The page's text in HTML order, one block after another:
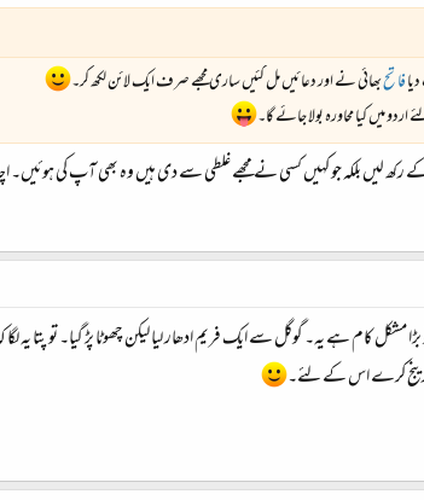
فاتحبھائی نے اور دعائیں مل گئیں ساری مجھے صرف ایک لائن لکھ کر۔
میں کیا محاورہ بولا جائے گا۔
رکھ لیں بلکہ جو کہیں کسی نے مجھے غلطی سے دی ہیں وہ بھی آپ کی
مشکل کام ہے یہ۔ گوگل سے ایک فریم ادھار لیا لیکن چھوٹا پڑ گیا۔ تو
ارینج کرے اس کے لئے۔